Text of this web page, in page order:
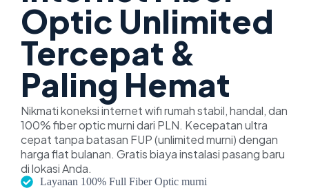
Optic Unlimited
Tercepat &
Paling Hemat
Nikmati koneksi internet wifi rumah stabil, handal, dan
100% fiber optic murni dari PLN. Kecepatan ultra
cepat tanpa batasan FUP (unlimited murni) dengan
harga flat bulanan. Gratis biaya instalasi pasang baru
di lokasi Anda.
Layanan 100% Full Fiber Optic murni